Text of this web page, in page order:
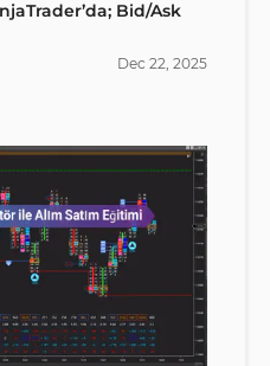
Bid/Ask
Dec 22, 2025